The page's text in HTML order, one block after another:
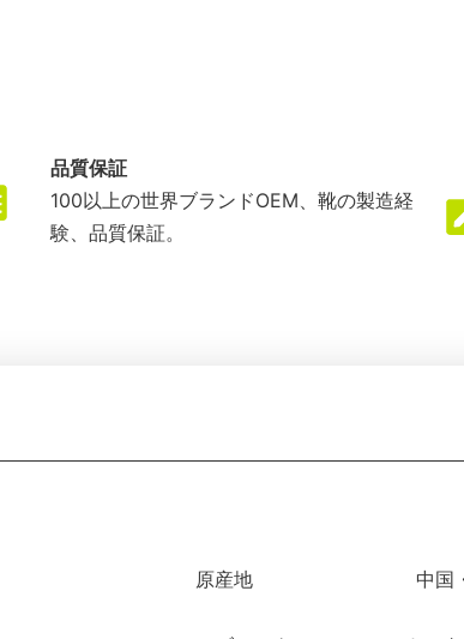
品質保証
100以上の世界ブランドOEM、靴の製造経
験、品質保証。
原産地 中国